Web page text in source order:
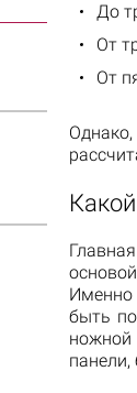
До
От
От
Именно
быть
панели,